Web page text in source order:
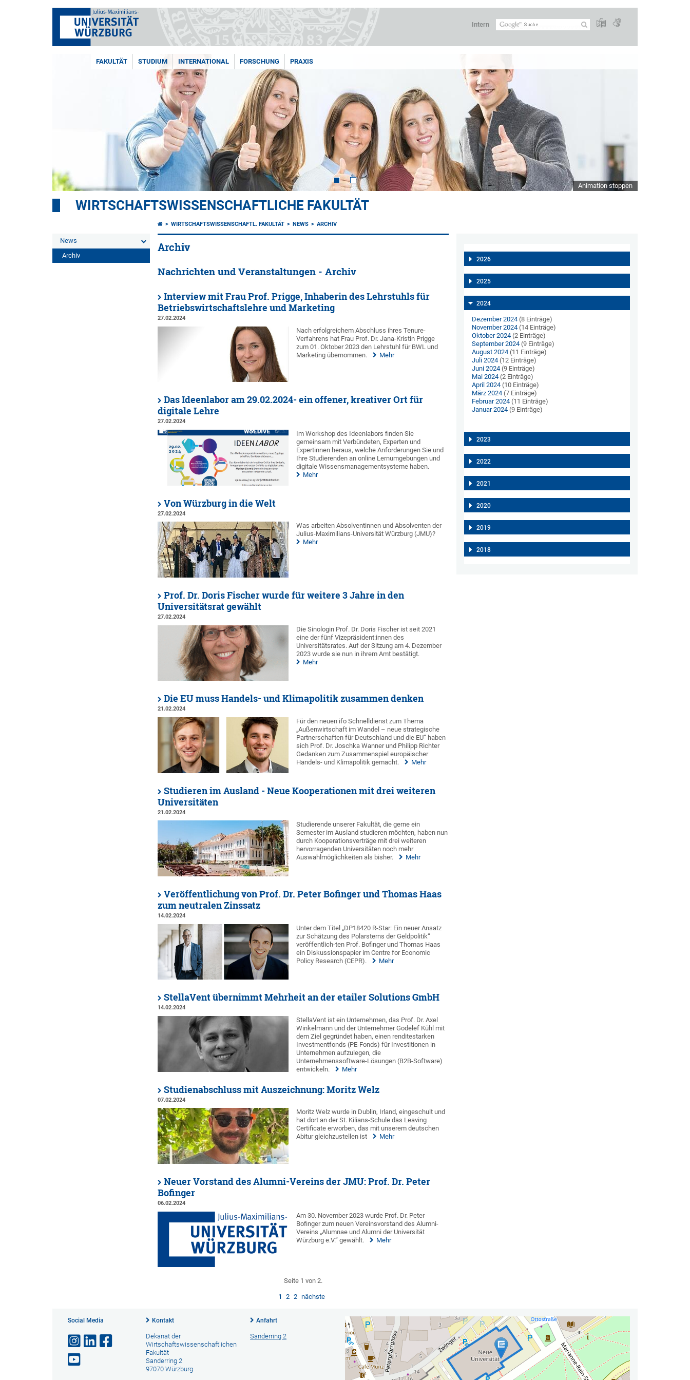
Intern
FAKULTÄT STUDIUM INTERNATIONAL FORSCHUNG PRAXIS
Animation stoppen
WIRTSCHAFTSWISSENSCHAFTLICHE FAKULTÄT
News
Archiv
WIRTSCHAFTSWISSENSCHAFTL. FAKULTÄT NEWS ARCHIV
Archiv
Nachrichten und Veranstaltungen - Archiv
Interview mit Frau Prof. Prigge, Inhaberin des Lehrstuhls für
Betriebswirtschaftslehre und Marketing
27.02.2024
Nach erfolgreichem Abschluss ihres Tenure-
Verfahrens hat Frau Prof. Dr. Jana-Kristin Prigge
zum 01. Oktober 2023 den Lehrstuhl für BWL und
Marketing übernommen.
Mehr
Das Ideenlabor am 29.02.2024- ein offener, kreativer Ort für
digitale Lehre
27.02.2024
Im Workshop des Ideenlabors finden Sie
gemeinsam mit Verbündeten, Experten und
Expertinnen heraus, welche Anforderungen Sie und
Ihre Studierenden an online Lernumgebungen und
digitale Wissensmanagementsysteme haben.
Mehr
Von Würzburg in die Welt
27.02.2024
Was arbeiten Absolventinnen und Absolventen der
Julius-Maximilians-Universität Würzburg (JMU)?
Mehr
Prof. Dr. Doris Fischer wurde für weitere 3 Jahre in den
Universitätsrat gewählt
27.02.2024
Die Sinologin Prof. Dr. Doris Fischer ist seit 2021
eine der fünf Vizepräsident:innen des
Universitätsrates. Auf der Sitzung am 4. Dezember
2023 wurde sie nun in ihrem Amt bestätigt.
Mehr
Die EU muss Handels- und Klimapolitik zusammen denken
21.02.2024
Für den neuen ifo Schnelldienst zum Thema
„Außenwirtschaft im Wandel – neue strategische
Partnerschaften für Deutschland und die EU“ haben
sich Prof. Dr. Joschka Wanner und Philipp Richter
Gedanken zum Zusammenspiel europäischer
Handels- und Klimapolitik gemacht.
Mehr
Studieren im Ausland - Neue Kooperationen mit drei weiteren
Universitäten
21.02.2024
Studierende unserer Fakultät, die gerne ein
Semester im Ausland studieren möchten, haben nun
durch Kooperationsverträge mit drei weiteren
hervorragenden Universitäten noch mehr
Auswahlmöglichkeiten als bisher.
Mehr
Veröffentlichung von Prof. Dr. Peter Bofinger und Thomas Haas
zum neutralen Zinssatz
14.02.2024
Unter dem Titel „DP18420 R-Star: Ein neuer Ansatz
zur Schätzung des Polarsterns der Geldpolitik“
veröffentlich-ten Prof. Bofinger und Thomas Haas
ein Diskussionspapier im Centre for Economic
Policy Research (CEPR).
Mehr
StellaVent übernimmt Mehrheit an der etailer Solutions GmbH
14.02.2024
StellaVent ist ein Unternehmen, das Prof. Dr. Axel
Winkelmann und der Unternehmer Godelef Kühl mit
dem Ziel gegründet haben, einen renditestarken
Investmentfonds (PE-Fonds) für Investitionen in
Unternehmen aufzulegen, die
Unternehmenssoftware-Lösungen (B2B-Software)
entwickeln.
Mehr
Studienabschluss mit Auszeichnung: Moritz Welz
07.02.2024
Moritz Welz wurde in Dublin, Irland, eingeschult und
hat dort an der St. Kilians-Schule das Leaving
Certificate erworben, das mit unserem deutschen
Abitur gleichzustellen ist
Mehr
Neuer Vorstand des Alumni-Vereins der JMU: Prof. Dr. Peter
Bofinger
06.02.2024
Am 30. November 2023 wurde Prof. Dr. Peter
Bofinger zum neuen Vereinsvorstand des Alumni-
Vereins „Alumnae und Alumni der Universität
Würzburg e.V.“ gewählt.
Mehr
Seite 1 von 2.
1 2 2 nächste
2026
2025
2024
Dezember 2024(8 Einträge)
November 2024(14 Einträge)
Oktober 2024(2 Einträge)
September 2024(9 Einträge)
August 2024(11 Einträge)
Juli 2024(12 Einträge)
Juni 2024(9 Einträge)
Mai 2024(2 Einträge)
April 2024(10 Einträge)
März 2024(7 Einträge)
Februar 2024(11 Einträge)
Januar 2024(9 Einträge)
2023
2022
2021
2020
2019
2018
Social Media Kontakt
Dekanat der
Wirtschaftswissenschaftlichen
Fakultät
Sanderring 2
97070 Würzburg
Anfahrt
Sanderring 2